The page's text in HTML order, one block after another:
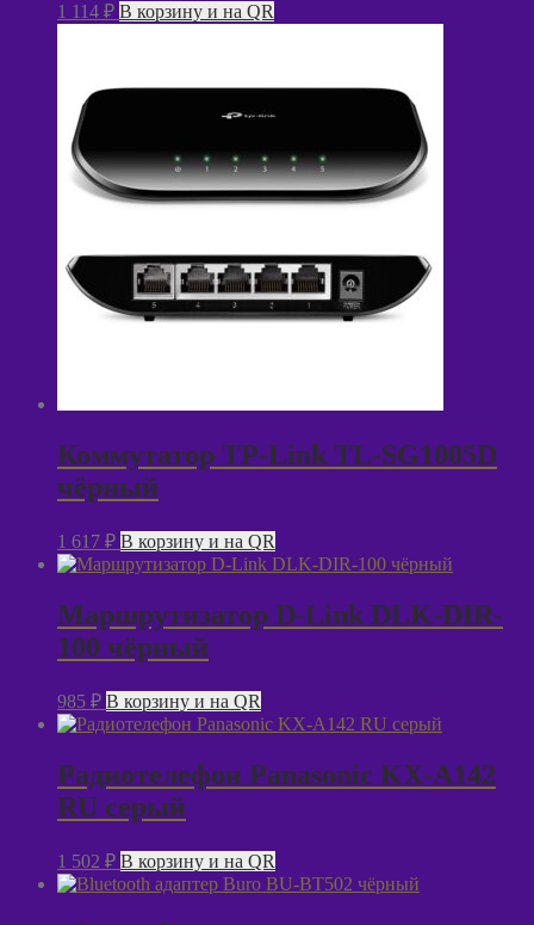
1 114 ₽ В корзину и на QR
Коммутатор TP-Link TL-SG1005D
чёрный
1 617 ₽ В корзину и на QR
Маршрутизатор D-Link DLK-DIR-
100 чёрный
985 ₽ В корзину и на QR
Радиотелефон Panasonic KX-А142
RU серый
1 502 ₽ В корзину и на QR